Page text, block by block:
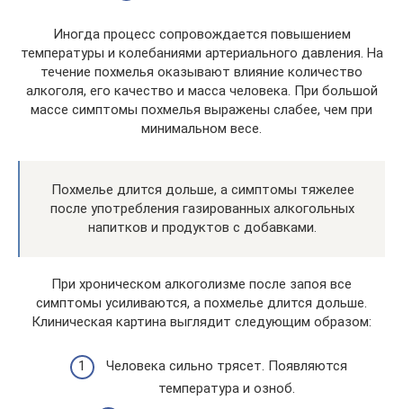
Иногда процесс сопровождается повышением
температуры и колебаниями артериального давления. На
течение похмелья оказывают влияние количество
алкоголя, его качество и масса человека. При большой
массе симптомы похмелья выражены слабее, чем при
минимальном весе.
Похмелье длится дольше, а симптомы тяжелее
после употребления газированных алкогольных
напитков и продуктов с добавками.
При хроническом алкоголизме после запоя все
симптомы усиливаются, а похмелье длится дольше.
Клиническая картина выглядит следующим образом:
Человека сильно трясет. Появляются
температура и озноб.